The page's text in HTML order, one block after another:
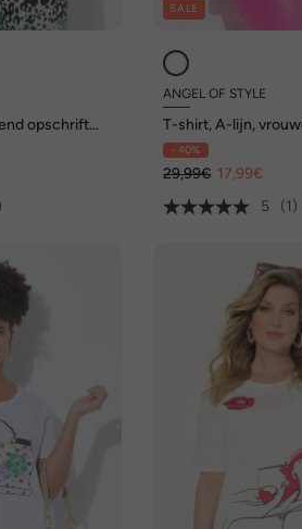
opschrift
SALE
ANGEL OF STYLE
T-shirt, A-lijn,
naden
- 40%
29,99€ 17,99€
5
(1)